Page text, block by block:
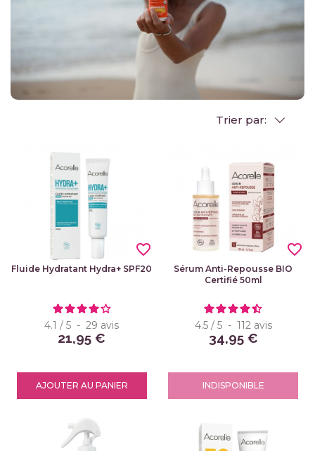
Trier par:
Fluide Hydratant Hydra+ SPF20
4.1 / 5 - 29 avis
21,95 €
AJOUTER AU PANIER
favorite_border
Sérum Anti-Repousse BIO
Certifié 50ml
4.5 / 5 - 112 avis
34,95 €
INDISPONIBLE
favorite_border